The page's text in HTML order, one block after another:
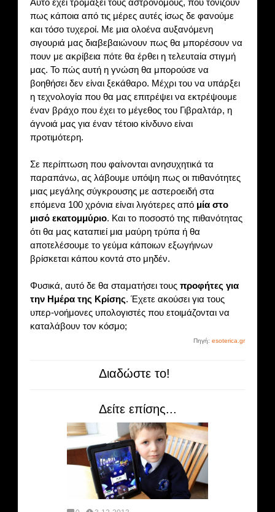
Αυτό έχει τρομάξει τους αστρονόμους, που τονίζουν
πως κάποια από τις μέρες αυτές ίσως δε φανούμε
και τόσο τυχεροί. Με μια ολοένα αυξανόμενη
σιγουριά μας διαβεβαιώνουν πως θα μπορέσουν να
πουν με ακρίβεια πότε θα έρθει η τελευταία στιγμή
μας. Το πώς αυτή η γνώση θα μπορούσε να
βοηθήσει δεν είναι ξεκάθαρο. Μέχρι του να υπάρξει
η τεχνολογία που θα μας επιτρέψει να εκτρέψουμε
έναν βράχο που έχει το μέγεθος του Γιβραλτάρ, η
άγνοιά μας για έναν τέτοιο κίνδυνο είναι
προτιμότερη.
Σε περίπτωση που φαίνονται ανησυχητικά τα
παραπάνω, ας λάβουμε υπόψη πως οι πιθανότητες
μιας μεγάλης σύγκρουσης με αστεροειδή στα
επόμενα 100 χρόνια είναι λιγότερες από μία στο
μισό εκατομμύριο. Και το ποσοστό της πιθανότητας
ότι θα μας καταπιεί μια μαύρη τρύπα ή θα
αποτελέσουμε το γεύμα κάποιων εξωγήινων
βρίσκεται κάπου κοντά στο μηδέν.
Φυσικά, αυτό δε θα σταματήσει τους προφήτες για
την Ημέρα της Κρίσης. Έχετε ακούσει για τους
υπερ-νοήμονες υπολογιστές που ετοιμάζονται να
καταλάβουν τον κόσμο;
Πηγή: esoterica.gr
Διαδώστε το!
Δείτε επίσης...